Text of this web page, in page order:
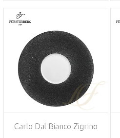
Carlo Dal Bianco Zigrino